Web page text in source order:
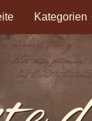
Kategorien